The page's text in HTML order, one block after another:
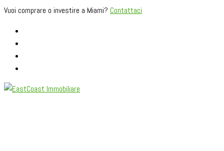
Vuoi comprare o investire a Miami? Contattaci